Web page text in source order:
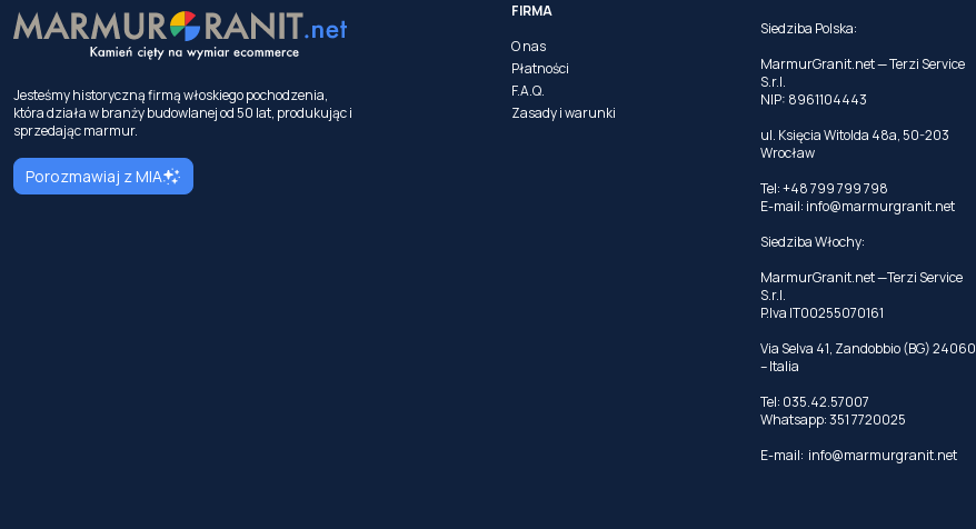
Jesteśmy historyczną firmą włoskiego pochodzenia,
która działa w branży budowlanej od 50 lat, produkując i
sprzedając marmur.
Porozmawiaj z MIA
FIRMA
O nas
Płatności
F.A.Q.
Zasady i warunki
Siedziba Polska:
MarmurGranit.net — Terzi Service
S.r.l.
NIP: 8961104443
ul. Księcia Witolda 48a, 50-203
Wrocław
Tel: +48 799 799 798
E-mail: info@marmurgranit.net
Siedziba Włochy:
MarmurGranit.net —Terzi Service
S.r.l.
P.Iva IT00255070161
Via Selva 41, Zandobbio (BG) 24060
– Italia
Tel: 035.42.57007
Whatsapp:351 7720025
E-mail: info@marmurgranit.net